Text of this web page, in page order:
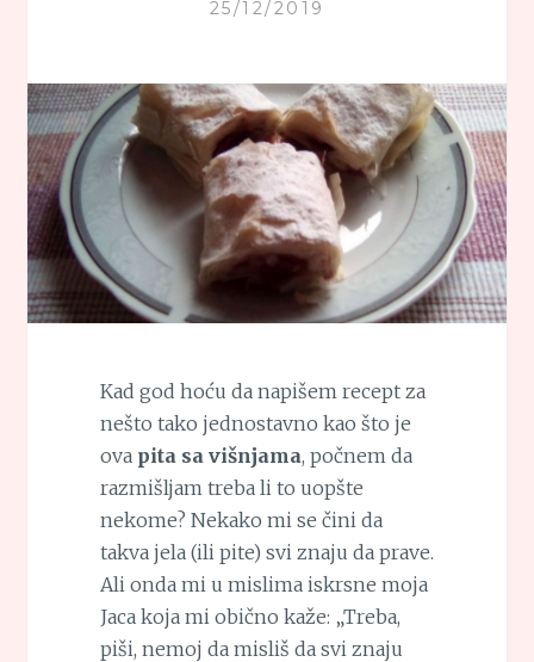
25/12/2019
Kad god hoću da napišem recept za
nešto tako jednostavno kao što je
ova pita sa višnjama, počnem da
razmišljam treba li to uopšte
nekome? Nekako mi se čini da
takva jela (ili pite) svi znaju da prave.
Ali onda mi u mislima iskrsne moja
Jaca koja mi obično kaže: „Treba,
piši, nemoj da misliš da svi znaju